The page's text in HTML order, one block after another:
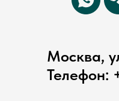
Москва,
Телефон: